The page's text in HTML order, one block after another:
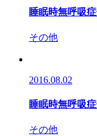
睡眠時無呼吸
その他
2016.08.02
睡眠時無呼吸
その他